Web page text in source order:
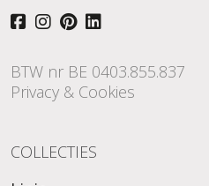
BTW nr BE 0403.855.837
Privacy & Cookies
COLLECTIES